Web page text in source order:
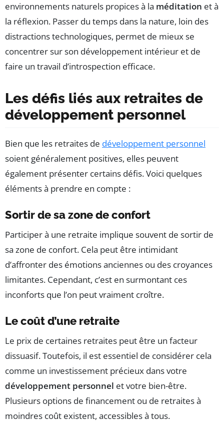
environnements naturels propices à la méditation et à
la réflexion. Passer du temps dans la nature, loin des
distractions technologiques, permet de mieux se
concentrer sur son développement intérieur et de
faire un travail d’introspection efficace.
Les défis liés aux retraites de
développement personnel
Bien que les retraites de développement personnel
soient généralement positives, elles peuvent
également présenter certains défis. Voici quelques
éléments à prendre en compte :
Sortir de sa zone de confort
Participer à une retraite implique souvent de sortir de
sa zone de confort. Cela peut être intimidant
d’affronter des émotions anciennes ou des croyances
limitantes. Cependant, c’est en surmontant ces
inconforts que l’on peut vraiment croître.
Le coût d’une retraite
Le prix de certaines retraites peut être un facteur
dissuasif. Toutefois, il est essentiel de considérer cela
comme un investissement précieux dans votre
développement personnel et votre bien-être.
Plusieurs options de financement ou de retraites à
moindres coût existent, accessibles à tous.